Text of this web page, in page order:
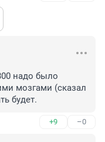
надо было
мозгами (сказал
будет.
+9 –0